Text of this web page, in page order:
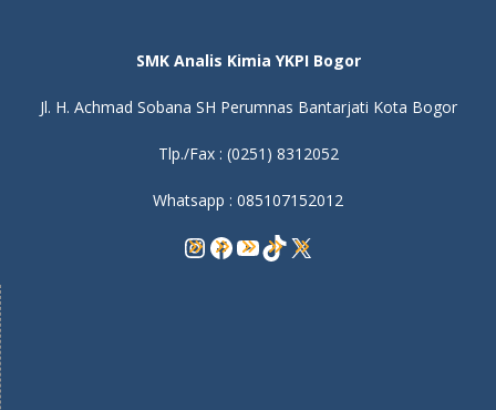
SMK Analis Kimia YKPI Bogor
Jl. H. Achmad Sobana SH Perumnas Bantarjati Kota Bogor
Tlp./Fax : (0251) 8312052
Whatsapp : 085107152012
Instagram
Facebook
YouTube
TikTok
X